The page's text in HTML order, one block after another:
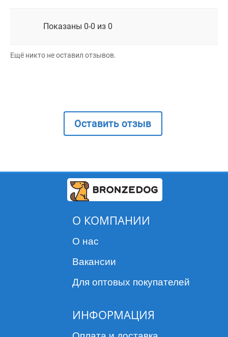
Показаны 0-0 из 0
Ещё никто не оставил отзывов.
Оставить отзыв
О КОМПАНИИ
О нас
Вакансии
Для оптовых покупателей
ИНФОРМАЦИЯ